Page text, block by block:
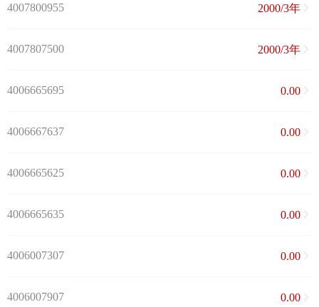
4007800955 2000/3年
4007807500 2000/3年
4006665695 0.00
4006667637 0.00
4006665625 0.00
4006665635 0.00
4006007307 0.00
4006007907 0.00